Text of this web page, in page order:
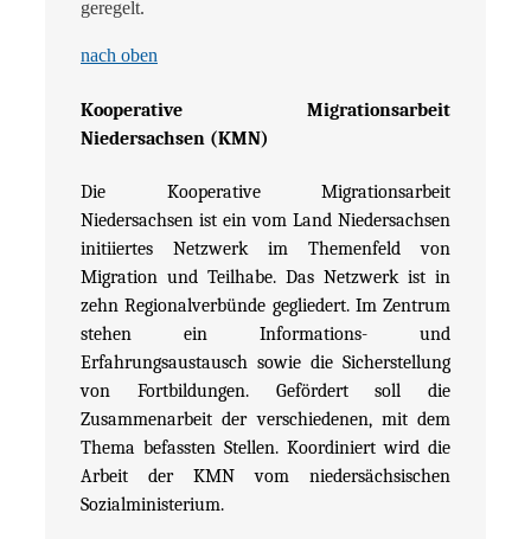
geregelt.
nach oben
Kooperative Migrationsarbeit
Niedersachsen (KMN)
Die Kooperative Migrationsarbeit
Niedersachsen ist ein vom Land Niedersachsen
initiiertes Netzwerk im Themenfeld von
Migration und Teilhabe. Das Netzwerk ist in
zehn Regionalverbünde gegliedert. Im Zentrum
stehen ein Informations- und
Erfahrungsaustausch sowie die Sicherstellung
von Fortbildungen. Gefördert soll die
Zusammenarbeit der verschiedenen, mit dem
Thema befassten Stellen. Koordiniert wird die
Arbeit der KMN vom niedersächsischen
Sozialministerium.